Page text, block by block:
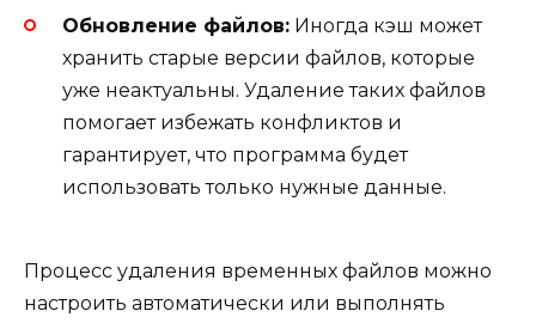
Обновление файлов: Иногда кэш может
хранить старые версии файлов, которые
уже неактуальны. Удаление таких файлов
помогает избежать конфликтов и
гарантирует, что программа будет
использовать только нужные данные.
Процесс удаления временных файлов можно
настроить автоматически или выполнять